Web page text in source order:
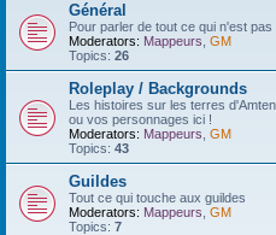
Général
Pour parler de tout ce qui n'est pas
Moderators: Mappeurs GM
Topics: 26
Roleplay / Backgrounds
Les histoires sur les terres
ou vos personnages ici !
Moderators: Mappeurs GM
Topics: 43
Guildes
Tout ce qui touche aux guildes
Moderators: Mappeurs GM
Topics: 7